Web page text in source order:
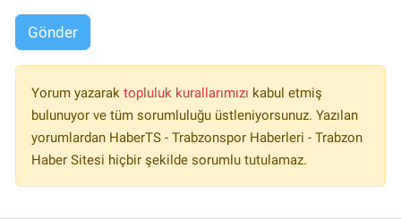
Gönder
Yorum yazarak topluluk kurallarımızı kabul etmiş
bulunuyor ve tüm sorumluluğu üstleniyorsunuz. Yazılan
yorumlardan HaberTS - Trabzonspor Haberleri - Trabzon
Haber Sitesi hiçbir şekilde sorumlu tutulamaz.